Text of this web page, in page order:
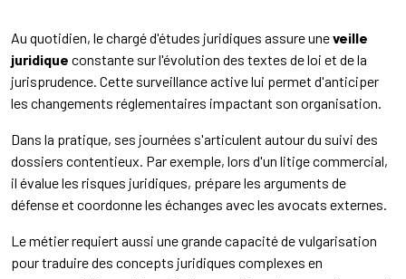
Au quotidien, le chargé d'études juridiques assure uneveille
juridique constante sur l'évolution des textes de loi et de la
jurisprudence. Cette surveillance active lui permet d'anticiper
les changements réglementaires impactant son organisation.
Dans la pratique, ses journées s'articulent autour du suivi des
dossiers contentieux. Par exemple, lors d'un litige commercial,
il évalue les risques juridiques, prépare les arguments de
défense et coordonne les échanges avec les avocats externes.
Le métier requiert aussi une grande capacité de vulgarisation
pour traduire des concepts juridiques complexes en